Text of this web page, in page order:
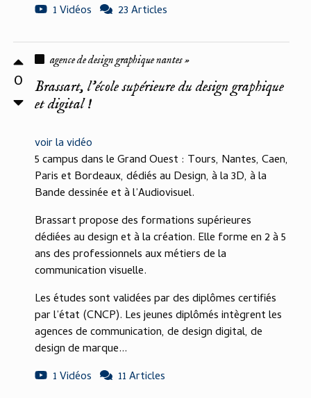
1 Vidéos
23 Articles
0
agence de design graphique nantes »
Brassart, l’école supérieure du design graphique
et digital !
voir la vidéo
5 campus dans le Grand Ouest : Tours, Nantes, Caen,
Paris et Bordeaux, dédiés au Design, à la 3D, à la
Bande dessinée et à l’Audiovisuel.
Brassart propose des formations supérieures
dédiées au design et à la création. Elle forme en 2 à 5
ans des professionnels aux métiers de la
communication visuelle.
Les études sont validées par des diplômes certifiés
par l’état (CNCP). Les jeunes diplômés intègrent les
agences de communication, de design digital, de
design de marque...
1 Vidéos
11 Articles